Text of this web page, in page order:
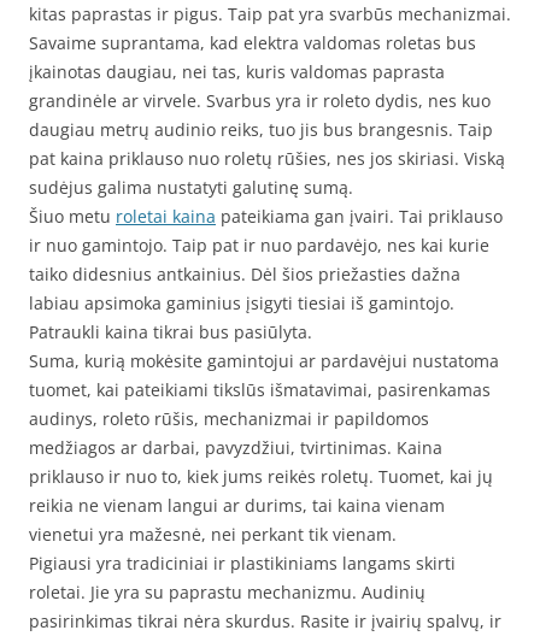
kitas paprastas ir pigus. Taip pat yra svarbūs mechanizmai.
Savaime suprantama, kad elektra valdomas roletas bus
įkainotas daugiau, nei tas, kuris valdomas paprasta
grandinėle ar virvele. Svarbus yra ir roleto dydis, nes kuo
daugiau metrų audinio reiks, tuo jis bus brangesnis. Taip
pat kaina priklauso nuo roletų rūšies, nes jos skiriasi. Viską
sudėjus galima nustatyti galutinę sumą.
Šiuo metu roletai kaina pateikiama gan įvairi. Tai priklauso
ir nuo gamintojo. Taip pat ir nuo pardavėjo, nes kai kurie
taiko didesnius antkainius. Dėl šios priežasties dažna
labiau apsimoka gaminius įsigyti tiesiai iš gamintojo.
Patraukli kaina tikrai bus pasiūlyta.
Suma, kurią mokėsite gamintojui ar pardavėjui nustatoma
tuomet, kai pateikiami tikslūs išmatavimai, pasirenkamas
audinys, roleto rūšis, mechanizmai ir papildomos
medžiagos ar darbai, pavyzdžiui, tvirtinimas. Kaina
priklauso ir nuo to, kiek jums reikės roletų. Tuomet, kai jų
reikia ne vienam langui ar durims, tai kaina vienam
vienetui yra mažesnė, nei perkant tik vienam.
Pigiausi yra tradiciniai ir plastikiniams langams skirti
roletai. Jie yra su paprastu mechanizmu. Audinių
pasirinkimas tikrai nėra skurdus. Rasite ir įvairių spalvų, ir